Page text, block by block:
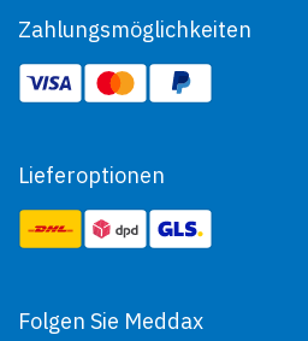
Zahlungsmöglichkeiten
Lieferoptionen
Folgen Sie Meddax